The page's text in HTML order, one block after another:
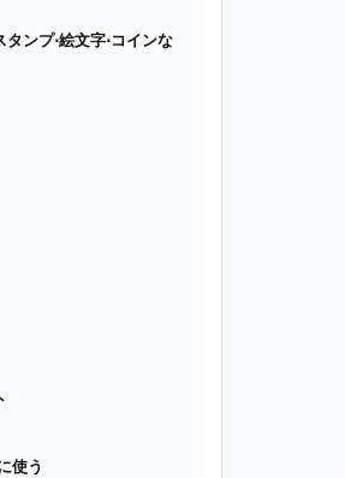
ンプ⋅絵文字⋅コインな
使う